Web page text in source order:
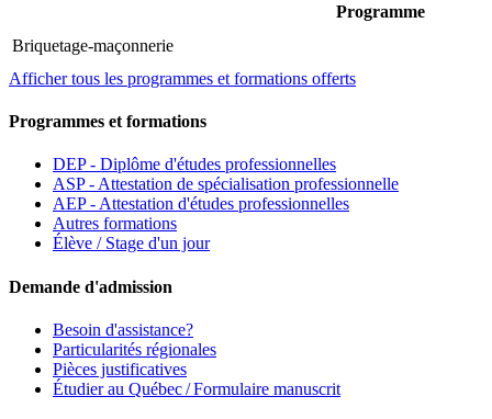
Programme
Briquetage-maçonnerie
Afficher tous les programmes et formations offerts
Programmes et formations
DEP - Diplôme d'études professionnelles
ASP - Attestation de spécialisation professionnelle
AEP - Attestation d'études professionnelles
Autres formations
Élève / Stage d'un jour
Demande d'admission
Besoin d'assistance?
Particularités régionales
Pièces justificatives
Étudier au Québec / Formulaire manuscrit